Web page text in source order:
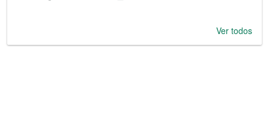
Ver todos